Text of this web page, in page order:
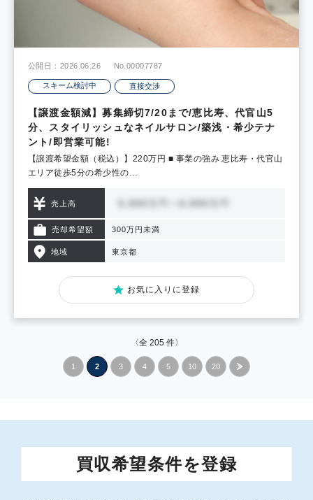
公開日：2026.06.26 No.00007787
スキーム検討中 直接交渉
【譲渡金額減】募集締切7/20まで/恵比寿、代官山5
分、スタイリッシュなネイルサロン/築浅・希少テナ
ント/即営業可能!
【譲渡希望金額（税込）】220万円 ■ 事業の強み 恵比寿・代官山
エリア徒歩5分の希少性の…
売上高
売却希望額 300万円未満
地域 東京都
お気に入りに登録
〈全 205件〉
1 2 3 4 5 10 20 »
買収希望条件を登録